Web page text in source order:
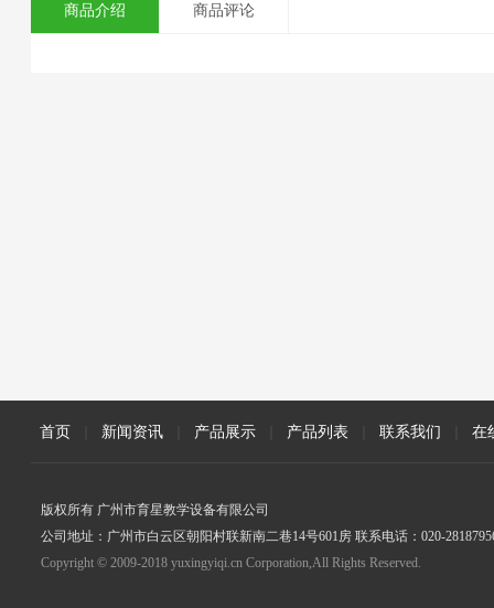
商品介绍 商品评论
首页 新闻资讯 产品展示 产品列表 联系我们 在
版权所有 广州市育星教学设备有限公司
公司地址：广州市白云区朝阳村联新南二巷14号601房 联系电话：020-
Copyright © 2009-2018 yuxingyiqi.cn Corporation,All Rights Reserved.